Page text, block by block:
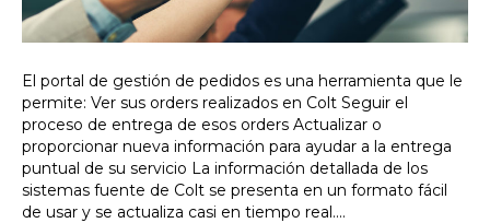
El portal de gestión de pedidos es una herramienta que le
permite: Ver sus orders realizados en Colt Seguir el
proceso de entrega de esos orders Actualizar o
proporcionar nueva información para ayudar a la entrega
puntual de su servicio La información detallada de los
sistemas fuente de Colt se presenta en un formato fácil
de usar y se actualiza casi en tiempo real....